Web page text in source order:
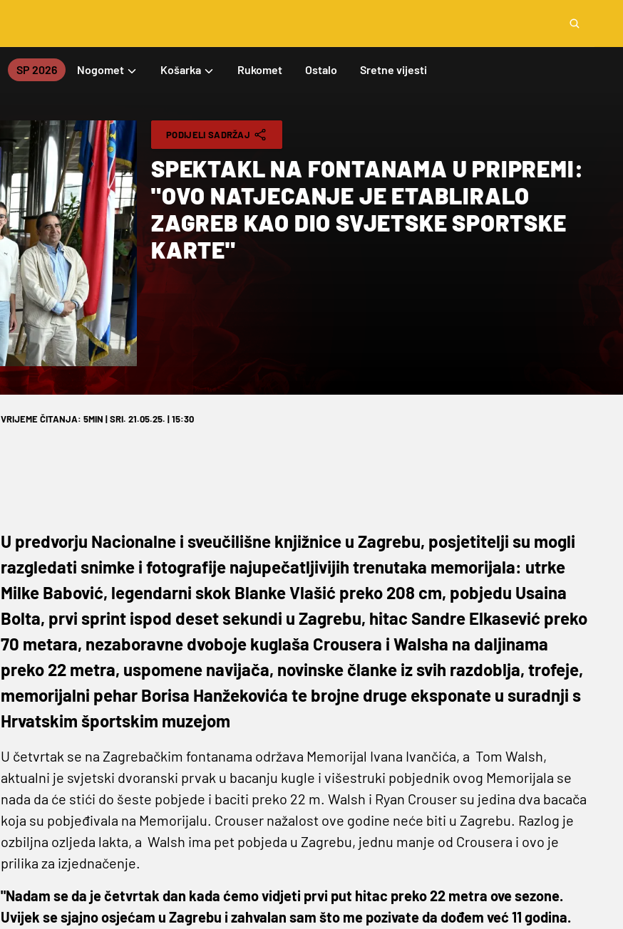
SP 2026 Nogomet Košarka Rukomet Ostalo Sretne vijesti
PODIJELI SADRŽAJ
SPEKTAKL NA FONTANAMA U PRIPREMI:
"OVO NATJECANJE JE ETABLIRALO
ZAGREB KAO DIO SVJETSKE SPORTSKE
KARTE"
VRIJEME ČITANJA: 5MIN | SRI. 21.05.25. | 15:30
U predvorju Nacionalne i sveučilišne knjižnice u Zagrebu, posjetitelji su mogli
razgledati snimke i fotografije najupečatljivijih trenutaka memorijala: utrke
Milke Babović, legendarni skok Blanke Vlašić preko 208 cm, pobjedu Usaina
Bolta, prvi sprint ispod deset sekundi u Zagrebu, hitac Sandre Elkasević preko
70 metara, nezaboravne dvoboje kuglaša Crousera i Walsha na daljinama
preko 22 metra, uspomene navijača, novinske članke iz svih razdoblja, trofeje,
memorijalni pehar Borisa Hanžekovića te brojne druge eksponate u suradnji s
Hrvatskim športskim muzejom
U četvrtak se na Zagrebačkim fontanama održava Memorijal Ivana Ivančića, a Tom Walsh,
aktualni je svjetski dvoranski prvak u bacanju kugle i višestruki pobjednik ovog Memorijala se
nada da će stići do šeste pobjede i baciti preko 22 m. Walsh i Ryan Crouser su jedina dva bacača
koja su pobjeđivala na Memorijalu. Crouser nažalost ove godine neće biti u Zagrebu. Razlog je
ozbiljna ozljeda lakta, a Walsh ima pet pobjeda u Zagrebu, jednu manje od Crousera i ovo je
prilika za izjednačenje.
"Nadam se da je četvrtak dan kada ćemo vidjeti prvi put hitac preko 22 metra ove sezone.
Uvijek se sjajno osjećam u Zagrebu i zahvalan sam što me pozivate da dođem već 11 godina.